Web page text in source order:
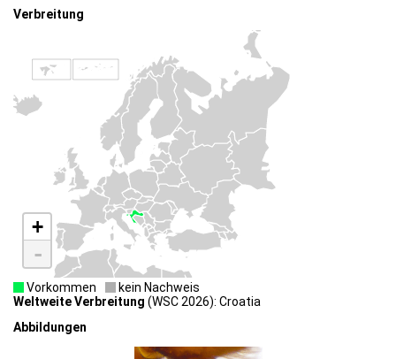
Verbreitung
+
-
Vorkommen
kein Nachweis
Weltweite Verbreitung (WSC 2026): Croatia
Abbildungen